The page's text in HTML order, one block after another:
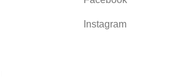
Instagram